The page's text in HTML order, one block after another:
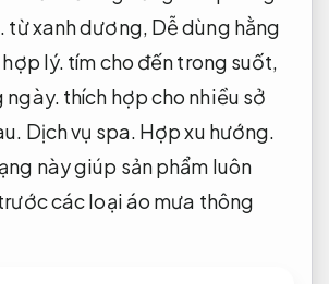
từ xanh dương, Dễ dùng hằng
lý. tím cho đến trong suốt,
ngày. thích hợp cho nhiều sở
Dịch vụ spa. Hợp xu hướng.
này giúp sản phẩm luôn
các loại áo mưa thông